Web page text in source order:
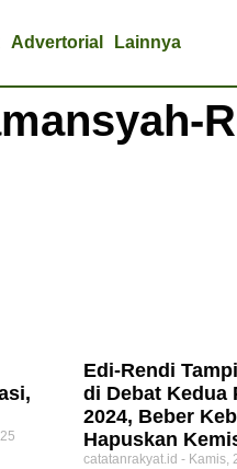
Advertorial Lainnya
Edi-Rendi
di Debat Kedua
2024, Beber
Hapuskan
catatanrakyat.id Kamis,